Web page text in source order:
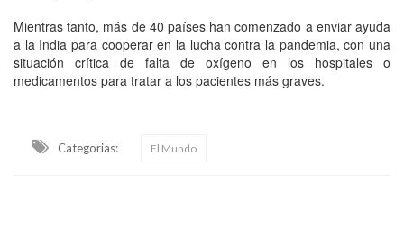
Mientras tanto, más de 40 países han comenzado a enviar ayuda
a la India para cooperar en la lucha contra la pandemia, con una
situación crítica de falta de oxígeno en los hospitales o
medicamentos para tratar a los pacientes más graves.
Categorias: El Mundo